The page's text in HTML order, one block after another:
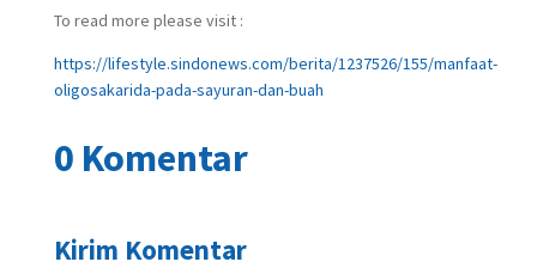
To read more please visit :
https://lifestyle.sindonews.com/berita/1237526/155/manfaat-
oligosakarida-pada-sayuran-dan-buah
0 Komentar
Kirim Komentar